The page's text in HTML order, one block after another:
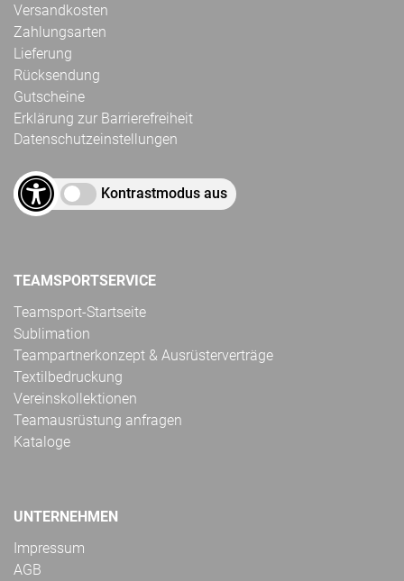
Versandkosten
Zahlungsarten
Lieferung
Rücksendung
Gutscheine
Erklärung zur Barrierefreiheit
Datenschutzeinstellungen
Kontrastmodus aus
TEAMSPORTSERVICE
Teamsport-Startseite
Sublimation
Teampartnerkonzept & Ausrüsterverträge
Textilbedruckung
Vereinskollektionen
Teamausrüstung anfragen
Kataloge
UNTERNEHMEN
Impressum
AGB